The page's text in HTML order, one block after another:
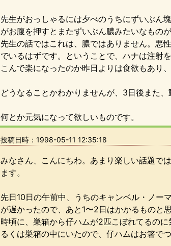
先生がおっしゃるには夕べのうちにずいぶん
がお腹を押すとまたずいぶん膿みたいなものが
先生の話ではこれは、膿ではありません。悪
でいるはずです。ということで、ハナは注射
こんで楽になったのか昨日よりは食欲もあり
どうなることかわかりませんが、3日後また、
何とか元気になって欲しいものです。
投稿日時： 1998-05-11 12:35:18
みなさん、こんにちわ。あまり楽しい話題で
ます。
先日10日の午前中、うちのキャンベル・ノー
が遅かったので、あと1〜2日はかかるものと
時頃に、巣箱から仔ハムが2匹こぼれてるの
るくは巣箱の中にいたので、仔ハムはお箸で